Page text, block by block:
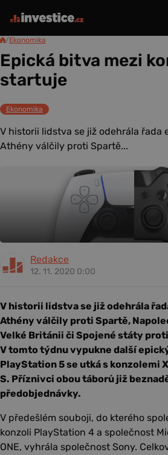
/Ekonomika
Epická bitva mezi
startuje
Ekonomika
V historii lidstva se již odehrála řada
Athény válčily proti Spartě...
Redakce
12. 11. 2020 0:00
V historii lidstva se již odehrála
Athény válčily proti Spartě,
Velké Británii či Spojené státy
V tomto týdnu vypukne další
PlayStation 5 se utká s konzolemi
S. Příznivci obou táborů již
předobjednávky.
V předešlém souboji, do kterého
konzoli PlayStation 4 a společnost
ONE, vyhrála společnost Sony.